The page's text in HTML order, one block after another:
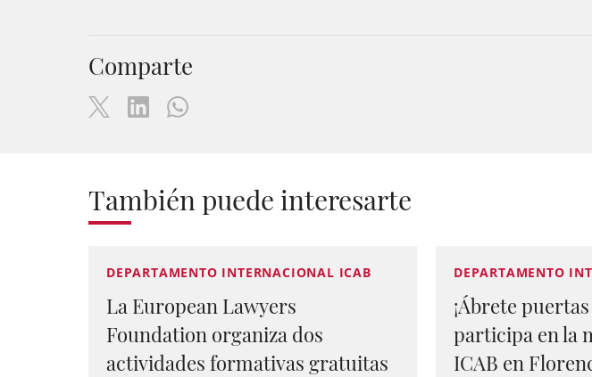
Comparte
También puede interesarte
DEPARTAMENTO INTERNACIONAL ICAB
La European Lawyers
Foundation organiza dos
actividades formativas gratuitas
DEPARTAMENTO
¡Ábrete
participa en la
ICAB en